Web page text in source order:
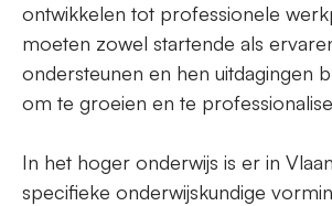
ontwikkelen tot professionele
moeten zowel startende als
ondersteunen en hen uitdagingen
om te groeien en te
In het hoger onderwijs is er in
specifieke onderwijskundige